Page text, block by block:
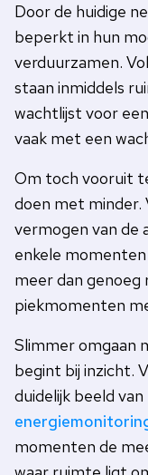
Door de huidige
beperkt in hun
verduurzamen.
staan inmiddels
wachtlijst voor
vaak met een
Om toch vooruit
doen met minder.
vermogen van de
enkele momenten
meer dan
piekmomenten
Slimmer omgaan
begint bij inzicht.
duidelijk beeld
momenten de